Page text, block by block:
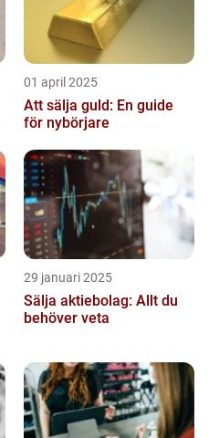
01 april 2025
Att sälja guld: En guide
för nybörjare
29 januari 2025
Sälja aktiebolag: Allt du
behöver veta